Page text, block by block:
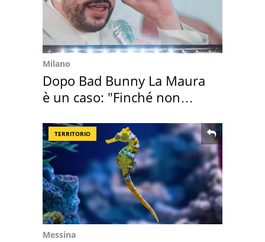
Milano
Dopo Bad Bunny La Maura
è un caso: "Finché non
TERRITORIO
Messina